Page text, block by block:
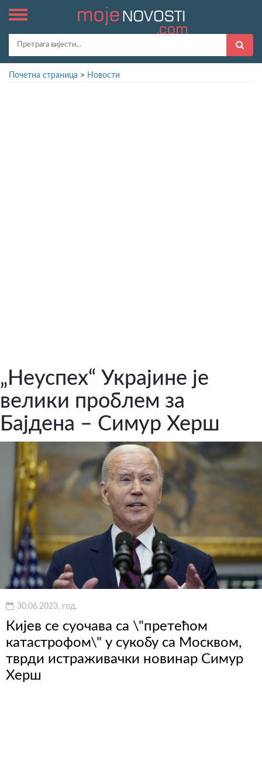
Почетна страница > Новости
„Неуспех“ Украјине је
велики проблем за
Бајдена – Симур Херш
30.06.2023. год.
Кијев се суочава са \"претећом
катастрофом\" у сукобу са Москвом,
тврди истраживачки новинар Симур
Херш